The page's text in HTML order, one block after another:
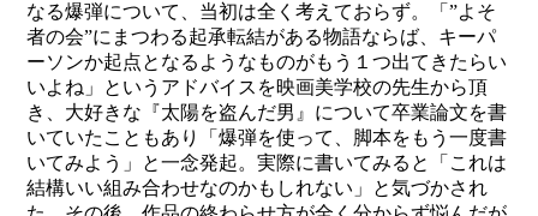
なる爆弾について、当初は全く考えておらず。「”よそ
者の会”にまつわる起承転結がある物語ならば、キーパ
ーソンか起点となるようなものがもう１つ出てきたらい
いよね」というアドバイスを映画美学校の先生から頂
き、大好きな『太陽を盗んだ男』について卒業論文を書
いていたこともあり「爆弾を使って、脚本をもう一度書
いてみよう」と一念発起。実際に書いてみると「これは
結構いい組み合わせなのかもしれない」と気づかされ